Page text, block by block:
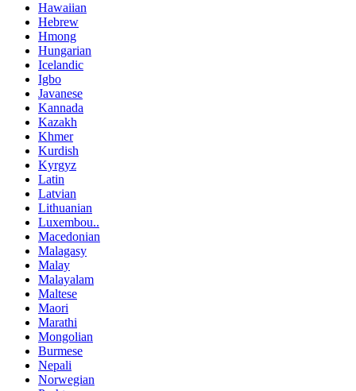
Hawaiian
Hebrew
Hmong
Hungarian
Icelandic
Igbo
Javanese
Kannada
Kazakh
Khmer
Kurdish
Kyrgyz
Latin
Latvian
Lithuanian
Luxembou..
Macedonian
Malagasy
Malay
Malayalam
Maltese
Maori
Marathi
Mongolian
Burmese
Nepali
Norwegian